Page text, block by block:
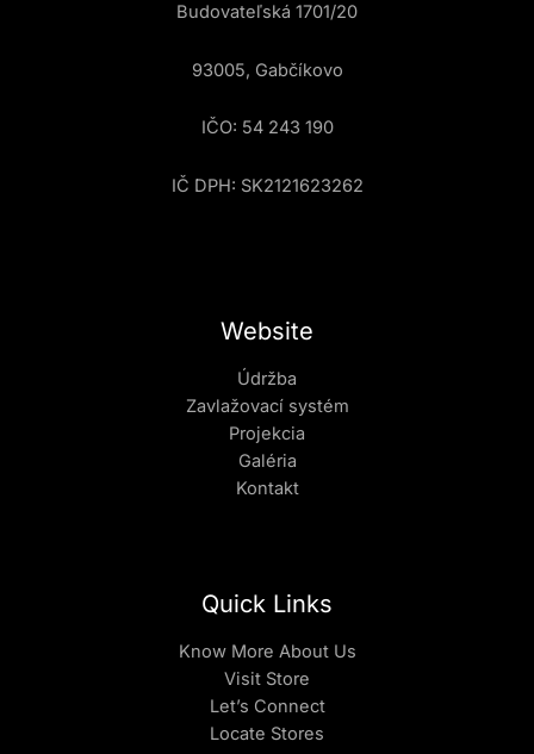
Budovateľská 1701/20
93005, Gabčíkovo
IČO: 54 243 190
IČ DPH: SK2121623262
Website
Údržba
Zavlažovací systém
Projekcia
Galéria
Kontakt
Quick Links
Know More About Us
Visit Store
Let’s Connect
Locate Stores